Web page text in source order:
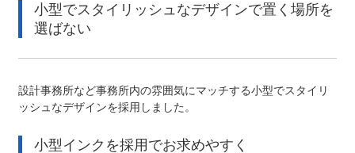
小型でスタイリッシュなデザインで置く場所を
選ばない
設計事務所など事務所内の雰囲気にマッチする小型でスタイリ
ッシュなデザインを採用しました。
小型インクを採用でお求めやすく